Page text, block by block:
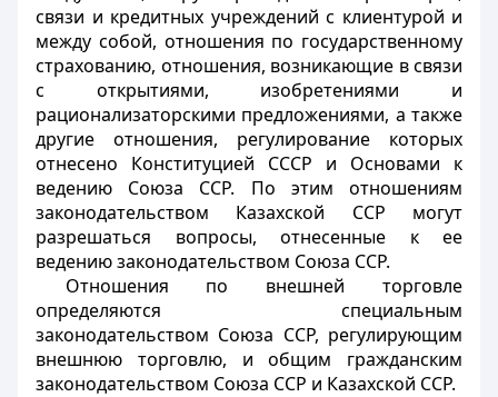
связи и кредитных учреждений с клиентурой и
между собой, отношения по государственному
страхованию, отношения, возникающие в связи
с открытиями, изобретениями и
рационализаторскими предложениями, а также
другие отношения, регулирование которых
отнесено Конституцией СССР и Основами к
ведению Союза ССР. По этим отношениям
законодательством Казахской ССР могут
разрешаться вопросы, отнесенные к ее
ведению законодательством Союза ССР.
Отношения по внешней торговле
определяются специальным
законодательством Союза ССР, регулирующим
внешнюю торговлю, и общим гражданским
законодательством Союза ССР и Казахской ССР.